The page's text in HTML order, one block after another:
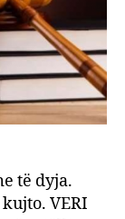
të dyja.
VERI